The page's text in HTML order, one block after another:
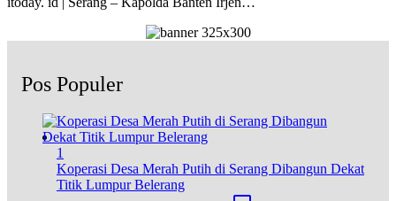
Pos Populer
1
Koperasi Desa Merah Putih di Serang Dibangun Dekat
Titik Lumpur Belerang